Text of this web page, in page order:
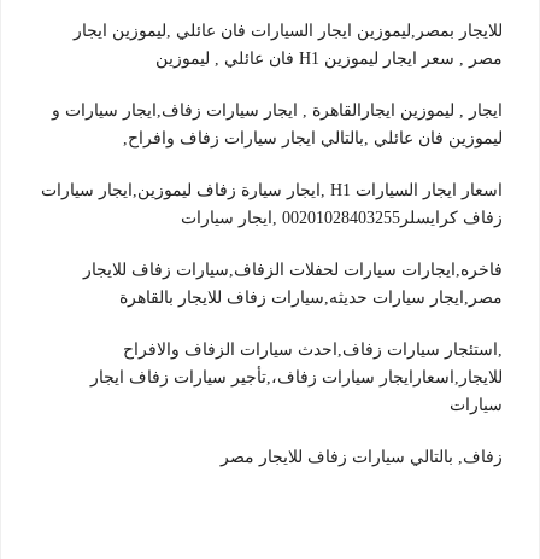
للايجار بمصر,ليموزين ايجار السيارات فان عائلي ,ليموزين ايجار
مصر , سعر ايجار ليموزين H1 فان عائلي , ليموزين
ايجار , ليموزين ايجارالقاهرة , ايجار سيارات زفاف,ايجار سيارات و
ليموزين فان عائلي ,بالتالي ايجار سيارات زفاف وافراح,
اسعار ايجار السيارات H1 ,ايجار سيارة زفاف ليموزين,ايجار سيارات
زفاف كرايسلر00201028403255 ,ايجار سيارات
فاخره,ايجارات سيارات لحفلات الزفاف,سيارات زفاف للايجار
مصر,ايجار سيارات حديثه,سيارات زفاف للايجار بالقاهرة
,استئجار سيارات زفاف,احدث سيارات الزفاف والافراح
للايجار,اسعارايجار سيارات زفاف،,تأجير سيارات زفاف ايجار
سيارات
زفاف, بالتالي سيارات زفاف للايجار مصر